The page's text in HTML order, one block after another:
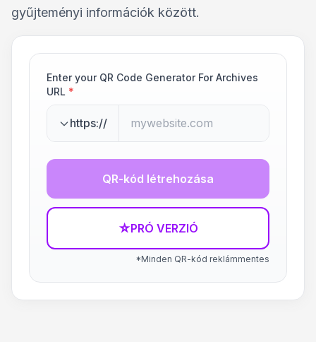
gyűjteményi információk között.
Enter your QR Code Generator For Archives
URL *
https://
QR-kód létrehozása
☆PRÓ VERZIÓ
*Minden QR-kód reklámmentes